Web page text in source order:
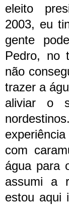
eleito
2003, eu
gente
Pedro, no
não
trazer a
aliviar o
com
água para
assumi a
estou aqui